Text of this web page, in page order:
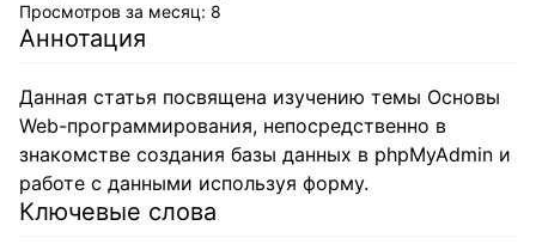
Просмотров за месяц: 8
Аннотация
Данная статья посвящена изучению темы Основы
Web-программирования, непосредственно в
знакомстве создания базы данных в phpMyAdmin и
работе с данными используя форму.
Ключевые слова